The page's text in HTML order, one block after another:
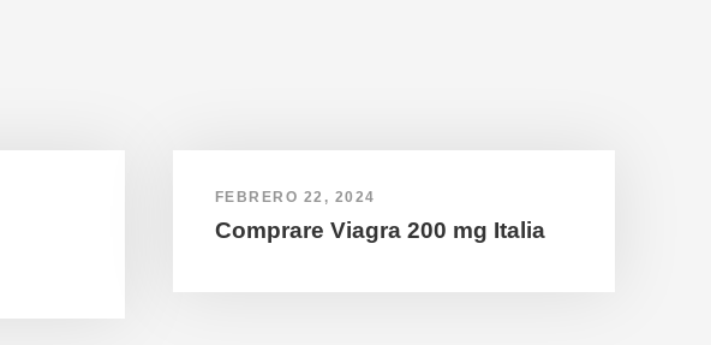
FEBRERO 22, 2024
Comprare Viagra 200 mg Italia